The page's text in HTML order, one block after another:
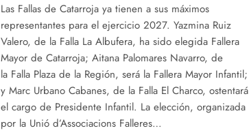
Las Fallas de Catarroja ya tienen a sus máximos
representantes para el ejercicio 2027. Yazmina Ruiz
Valero, de la Falla La Albufera, ha sido elegida Fallera
Mayor de Catarroja; Aitana Palomares Navarro, de
la Falla Plaza de la Región, será la Fallera Mayor Infantil;
y Marc Urbano Cabanes, de la Falla El Charco, ostentará
el cargo de Presidente Infantil. La elección, organizada
por la Unió d’Associacions Falleres…